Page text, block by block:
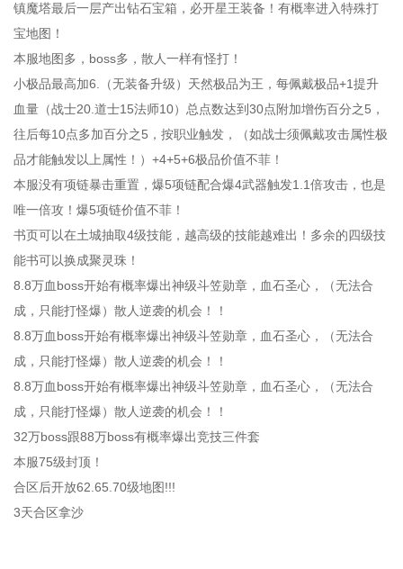
镇魔塔最后一层产出钻石宝箱，必开星王装备！有概率进入特殊打
宝地图！
本服地图多，boss多，散人一样有怪打！
小极品最高加6.（无装备升级）天然极品为王，每佩戴极品+1提升
血量（战士20.道士15法师10）总点数达到30点附加增伤百分之5，
往后每10点多加百分之5，按职业触发，（如战士须佩戴攻击属性极
品才能触发以上属性！）+4+5+6极品价值不菲！
本服没有项链暴击重置，爆5项链配合爆4武器触发1.1倍攻击，也是
唯一倍攻！爆5项链价值不菲！
书页可以在土城抽取4级技能，越高级的技能越难出！多余的四级技
能书可以换成聚灵珠！
8.8万血boss开始有概率爆出神级斗笠勋章，血石圣心，（无法合
成，只能打怪爆）散人逆袭的机会！！
8.8万血boss开始有概率爆出神级斗笠勋章，血石圣心，（无法合
成，只能打怪爆）散人逆袭的机会！！
8.8万血boss开始有概率爆出神级斗笠勋章，血石圣心，（无法合
成，只能打怪爆）散人逆袭的机会！！
32万boss跟88万boss有概率爆出竞技三件套
本服75级封顶！
合区后开放62.65.70级地图!!!
3天合区拿沙